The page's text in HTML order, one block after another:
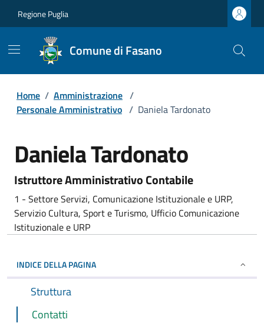
Regione Puglia
Comune di Fasano
Home / Amministrazione /
Personale Amministrativo / Daniela Tardonato
Daniela Tardonato
Istruttore Amministrativo Contabile
1 - Settore Servizi, Comunicazione Istituzionale e URP,
Servizio Cultura, Sport e Turismo, Ufficio Comunicazione
Istituzionale e URP
INDICE DELLA PAGINA
Struttura
Contatti